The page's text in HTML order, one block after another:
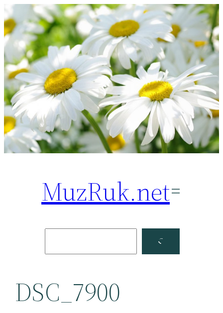
Перейти
к
содержимому
MuzRuk.net
Facebook
DSC_7900